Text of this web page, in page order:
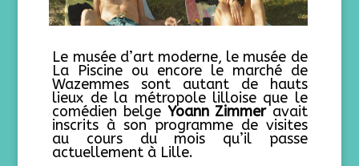
Le musée d’art moderne, le musée de
La Piscine ou encore le marché de
Wazemmes sont autant de hauts
lieux de la métropole lilloise que le
comédien belge Yoann Zimmeravait
inscrits à son programme de visites
au cours du mois qu’il passe
actuellement à Lille.